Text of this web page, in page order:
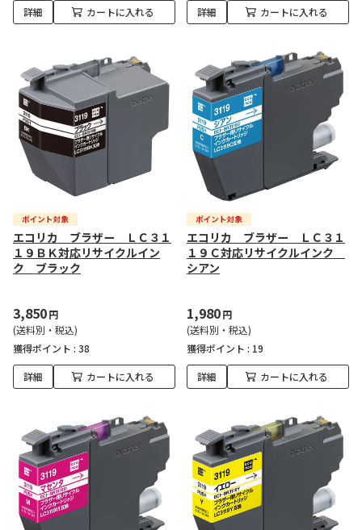
詳細 カートに入れる 詳細 カートに入れる
エコリカ ブラザー ＬＣ３１
１９ＢＫ対応リサイクルイン
ク ブラック
3,850円
(送料別・税込)
獲得ポイント : 38
詳細 カートに入れる
エコリカ ブラザー ＬＣ３１
１９Ｃ対応リサイクルインク
シアン
1,980円
(送料別・税込)
獲得ポイント : 19
詳細 カートに入れる